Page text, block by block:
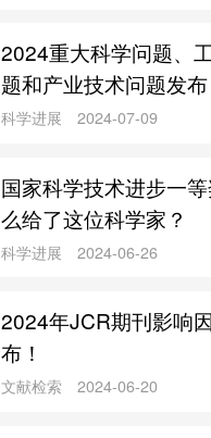
科学进展 2024-
2024重大科学问题、
题和产业技术问题发布
国家科学技术进步一
么给了这位科学家？
2024年JCR期刊影响
布！